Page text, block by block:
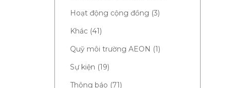
Hoạt động cộng đồng (3)
Khác (41)
Quỹ môi trường AEON (1)
Sự kiện (19)
Thông báo (71)